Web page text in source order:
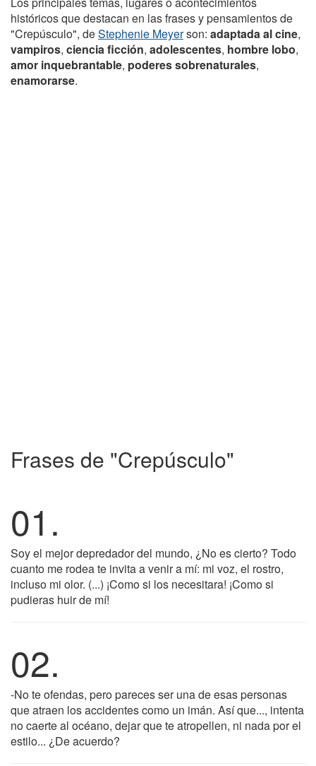
históricos que destacan en las frases y pensamientos de
"Crepúsculo", deStephenie Meyerson: adaptada al cine,
vampiros, ciencia ficción, adolescentes, hombre lobo,
amor inquebrantable, poderes sobrenaturales,
enamorarse.
Frases de "Crepúsculo"
01.
Soy el mejor depredador del mundo, ¿No es cierto? Todo
cuanto me rodea te invita a venir a mí: mi voz, el rostro,
incluso mi olor. (...) ¡Como si los necesitara! ¡Como si
pudieras huir de mí!
02.
-No te ofendas, pero pareces ser una de esas personas
que atraen los accidentes como un imán. Así que..., intenta
no caerte al océano, dejar que te atropellen, ni nada por el
estilo... ¿De acuerdo?